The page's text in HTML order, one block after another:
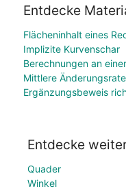
Entdecke
Flächeninhalt eines
Implizite Kurvenschar
Berechnungen an
Mittlere Änderungsrate
Ergänzungsbeweis
Entdecke
Quader
Winkel